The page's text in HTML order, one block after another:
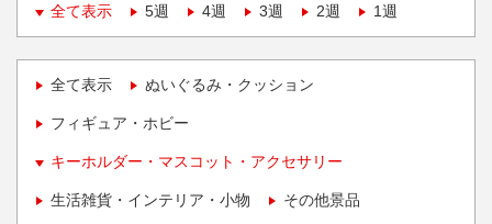
全て表示
5週 4週 3週 2週 1週
全て表示 ぬいぐるみ・クッション
フィギュア・ホビー
キーホルダー・マスコット・アクセサリー
生活雑貨・インテリア・小物 その他景品